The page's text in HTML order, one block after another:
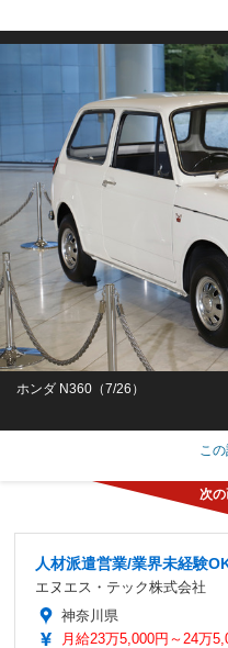
ホンダ N360（7/26）
こ
人材派遣営業/業界未経験
エヌエス・テック株式会社
神奈川県
月給23万5,000円～24万